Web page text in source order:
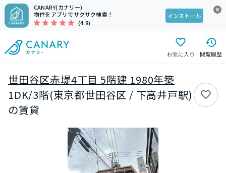
CANARY(カナリー)
物件をアプリでサクサク検索！
(4.8)
インストール
お気に入り 閲覧履歴
世田谷区赤堤4丁目 5階建 1980年築
1DK/3階(東京都世田谷区 / 下高井戸駅)
の賃貸